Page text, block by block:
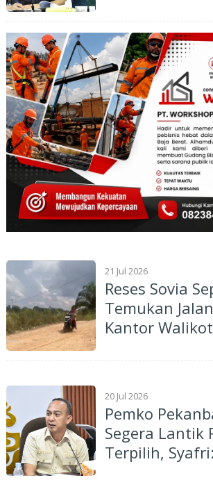
Tergenang
21 Jul 2026
Reses Sovia
Temukan
Kantor
Sekolah Pakai
20 Jul 2026
Pemko
Segera Lantik
Terpilih,